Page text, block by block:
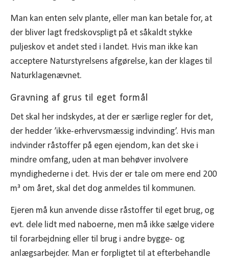
Man kan enten selv plante, eller man kan betale for, at
der bliver lagt fredskovspligt på et såkaldt stykke
puljeskov et andet sted i landet. Hvis man ikke kan
acceptere Naturstyrelsens afgørelse, kan der klages til
Naturklagenævnet.
Gravning af grus til eget formål
Det skal her indskydes, at der er særlige regler for det,
der hedder ’ikke-erhvervsmæssig indvinding’. Hvis man
indvinder råstoffer på egen ejendom, kan det ske i
mindre omfang, uden at man behøver involvere
myndighederne i det. Hvis der er tale om mere end 200
m³ om året, skal det dog anmeldes til kommunen.
Ejeren må kun anvende disse råstoffer til eget brug, og
evt. dele lidt med naboerne, men må ikke sælge videre
til forarbejdning eller til brug i andre bygge- og
anlægsarbejder. Man er forpligtet til at efterbehandle